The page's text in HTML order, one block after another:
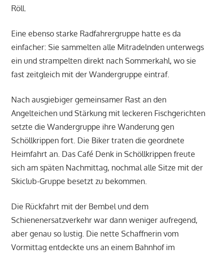
Röll.
Eine ebenso starke Radfahrergruppe hatte es da
einfacher: Sie sammelten alle Mitradelnden unterwegs
ein und strampelten direkt nach Sommerkahl, wo sie
fast zeitgleich mit der Wandergruppe eintraf.
Nach ausgiebiger gemeinsamer Rast an den
Angelteichen und Stärkung mit leckeren Fischgerichten
setzte die Wandergruppe ihre Wanderung gen
Schöllkrippen fort. Die Biker traten die geordnete
Heimfahrt an. Das Café Denk in Schöllkrippen freute
sich am späten Nachmittag, nochmal alle Sitze mit der
Skiclub-Gruppe besetzt zu bekommen.
Die Rückfahrt mit der Bembel und dem
Schienenersatzverkehr war dann weniger aufregend,
aber genau so lustig. Die nette Schaffnerin vom
Vormittag entdeckte uns an einem Bahnhof im